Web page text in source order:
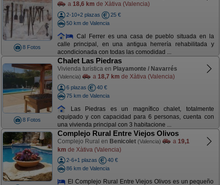
8 Fotos
a 18,6 km de Xàtiva (Valencia)
2-10+2 plazas
25 €
50 km de Valencia
Cal Ferrer es una casa de pueblo situada en la
calle principal, en una antigua herrería rehabilitada y
acondicionada con todas las comodidad ...
8 Fotos
Chalet Las Piedras
Vivienda turística en Playamonte / Navarrés
(Valencia) a 18,7 km de Xàtiva (Valencia)
6 plazas
40 €
75 km de Valencia
Las Piedras es un magnífico chalet, totalmente
equipado y con capacidad para 6 personas, cuenta con
una vivienda principal con 3 habitacione ...
Complejo Rural Entre Viejos Olivos
Complejo Rural en Benicolet (Valencia) a 19,1
km de Xàtiva (Valencia)
2-6+1 plazas
40 €
86 km de Valencia
El Complejo Rural Entre Viejos Olivos es un pequeño